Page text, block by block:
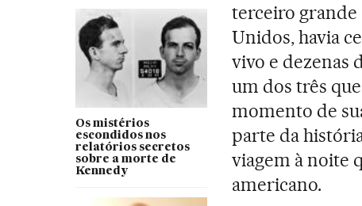
Os mistérios
escondidos nos
relatórios secretos
sobre a morte de
Kennedy
terceiro grande
Unidos, havia
vivo e dezenas
um dos três
momento de
parte da
viagem à noite
americano.